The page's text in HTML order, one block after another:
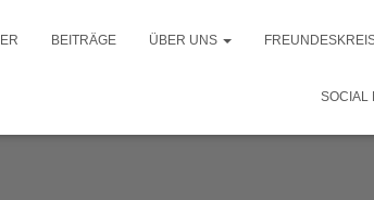
BEITRÄGE ÜBER UNS
SOCIAL